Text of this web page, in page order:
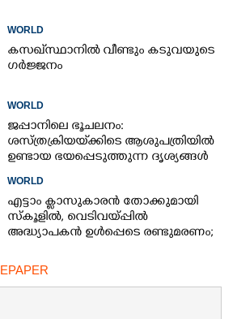
WORLD
കസഖ്‌സ്ഥാനിൽ വീണ്ടും കടുവയുടെ
ഗർജ്ജനം
WORLD
ജപ്പാനിലെ ഭൂചലനം:
ശസ്ത്രക്രിയ‌യ്‌ക്കി‌ടെ ആശുപത്രിയിൽ
ഉണ്ടായ ഭയപ്പെടുത്തുന്ന ദൃശ്യങ്ങൾ
WORLD
എട്ടാം ക്ളാസുകാരൻ തോക്കുമായി
സ്കൂളിൽ, വെടിവയ്പ്പിൽ
അദ്ധ്യാപകൻ ഉൾപ്പെടെ രണ്ടുമരണം;
EPAPER
Share this link
Copy Link